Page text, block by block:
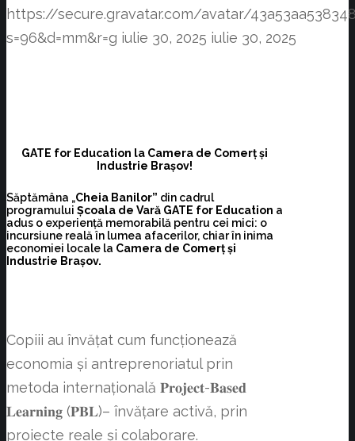
https://secure.gravatar.com/avatar/
s=96&d=mm&r=g iulie 30, 2025 iulie 30, 2025
GATE for Education la Camera de Comerț și
Industrie Brașov!
Săptămâna „Cheia Banilor” din cadrul
programului Școala de Vară GATE for Education a
adus o experiență memorabilă pentru cei mici: o
incursiune reală în lumea afacerilor, chiar în inima
economiei locale la Camera de Comerț și
Industrie Brașov.
Copiii au învățat cum funcționează
economia și antreprenoriatul prin
metoda internațională 𝐏𝐫𝐨𝐣𝐞𝐜𝐭-𝐁𝐚𝐬𝐞𝐝
𝐋𝐞𝐚𝐫𝐧𝐢𝐧𝐠 (𝐏𝐁𝐋)– învățare activă, prin
proiecte reale și colaborare.